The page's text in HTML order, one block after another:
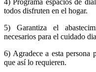
4) Programa espacios de
todos disfruten en el hogar.
5) Garantiza el
necesarios para el cuidado
6) Agradece a esta persona
que así lo requieren.